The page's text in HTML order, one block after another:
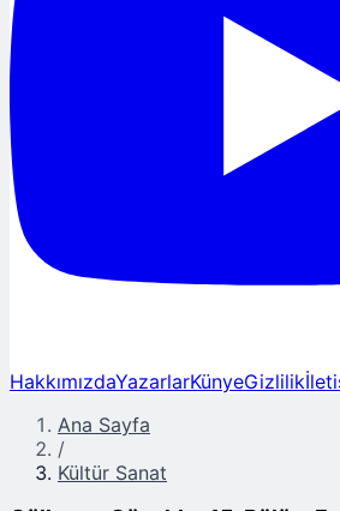
HakkımızdaYazarlarKünyeGizlilik
Ana Sayfa
/
Kültür Sanat